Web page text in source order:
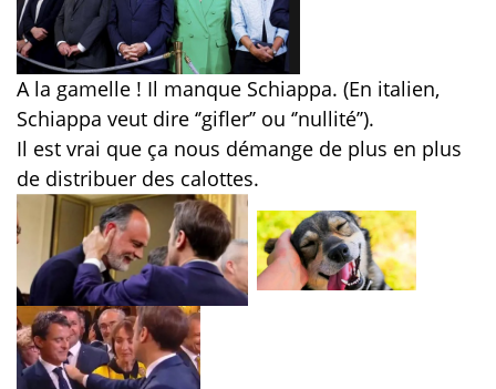
A la gamelle ! Il manque Schiappa. (En italien,
Schiappa veut dire ‘’gifler’’ ou ‘’nullité’’).
Il est vrai que ça nous démange de plus en plus
de distribuer des calottes.